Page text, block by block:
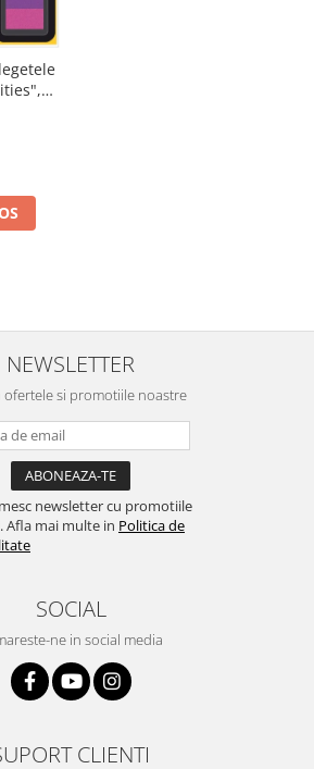
NEWSLETTER
ofertele si promotiile noastre
newsletter cu promotiile
Afla mai multe in Politica de
SOCIAL
ne in social media
CLIENTI